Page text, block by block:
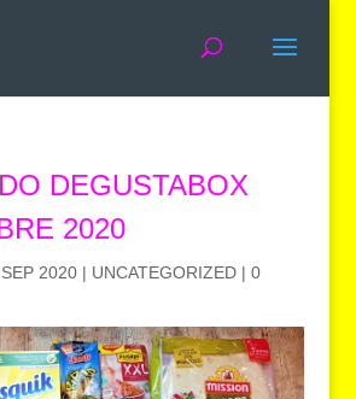
DEGUSTABOX
2020
2020| UNCATEGORIZED| 0